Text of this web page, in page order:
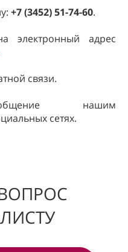
+7 (3452) 51-74-60.
электронный адрес
связи.
нашим
сетях.